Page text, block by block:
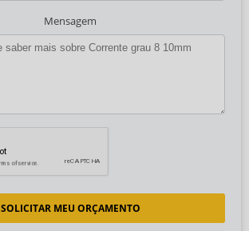
Mensagem
SOLICITAR MEU ORÇAMENTO